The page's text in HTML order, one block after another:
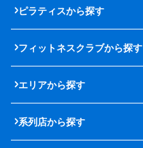
ピラティスから探す
フィットネスクラブから探す
エリアから探す
系列店から探す